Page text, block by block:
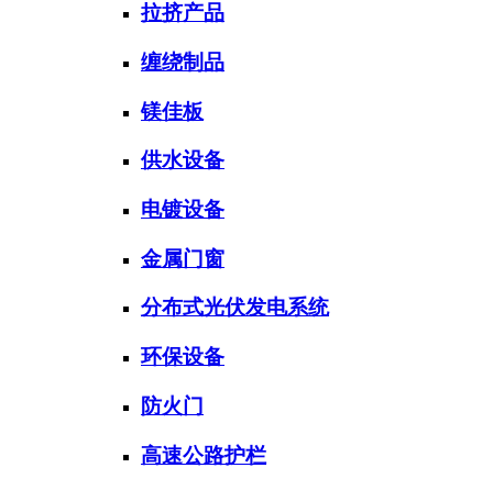
拉挤产品
缠绕制品
镁佳板
供水设备
电镀设备
金属门窗
分布式光伏发电系统
环保设备
防火门
高速公路护栏